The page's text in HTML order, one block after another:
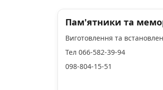
Пам'ятники та
Виготовлення та
Тел 066-582-39-94
098-804-15-51